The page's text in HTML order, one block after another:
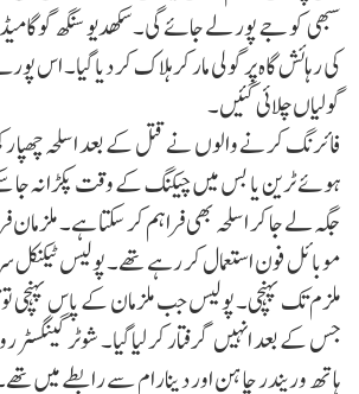
سبھی کو جے پور لے جائے گی۔ سکھدیو سنگھ
گولیاں چلائی گئیں۔
فائرنگ کرنے والوں نے قتل کے بعد اسلحہ چھپا
ہوئے ٹرین یا بس میں چیکنگ کے وقت پکڑا نہ جا
جگہ لے جا کر اسلحہ بھی فراہم کر سکتا ہے۔
موبائل فون استعمال کر رہے تھے۔ پولیس
ملزم تک پہنچی۔ پولیس جب ملزمان کے پاس پہنچی
جس کے بعد انہیں گرفتار کر لیا گیا۔ شوٹر
ہاتھ وریندر چاہن اور دینارام سے رابطے میں